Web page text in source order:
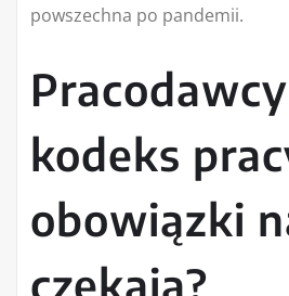
powszechna po pandemii.
kodeks
obowiązki
czekają?